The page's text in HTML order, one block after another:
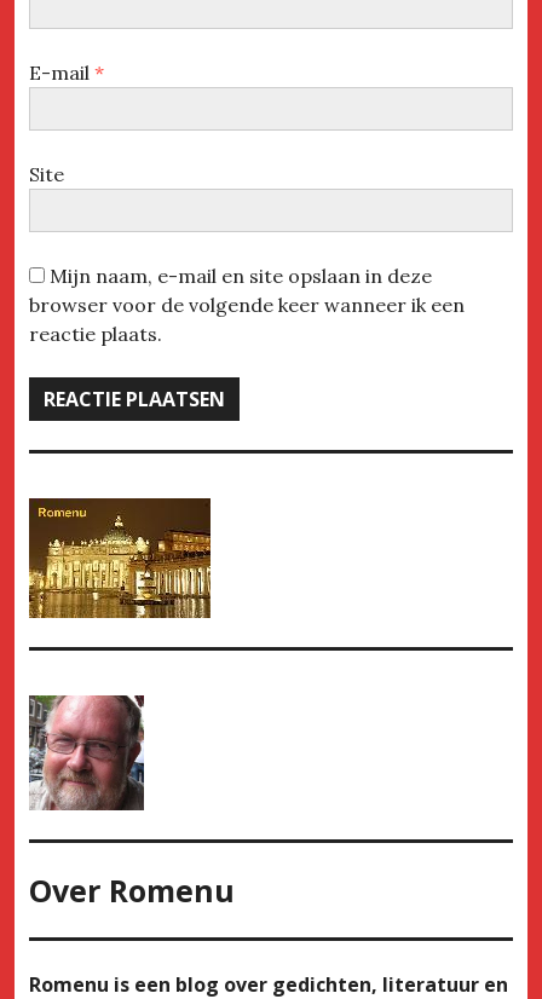
E-mail *
Site
Mijn naam, e-mail en site opslaan in deze
browser voor de volgende keer wanneer ik een
reactie plaats.
Over Romenu
Romenu is een blog over gedichten, literatuur en